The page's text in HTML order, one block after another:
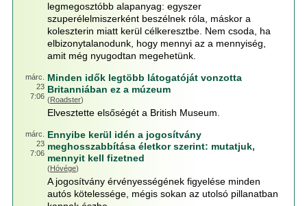
legmegosztóbb alapanyag: egyszer
szuperélelmiszerként beszélnek róla, máskor a
koleszterin miatt kerül célkeresztbe. Nem csoda, ha
elbizonytalanodunk, hogy mennyi az a mennyiség,
amit még nyugodtan megehetünk.
márc.
23
7:06
Minden idők legtöbb látogatóját vonzotta
Britanniában ez a múzeum
(Roadster)
Elvesztette elsőségét a British Museum.
márc.
23
7:06
Ennyibe kerül idén a jogosítvány
meghosszabbítása életkor szerint: mutatjuk,
mennyit kell fizetned
(Hóvége)
A jogosítvány érvényességének figyelése minden
autós kötelessége, mégis sokan az utolsó pillanatban